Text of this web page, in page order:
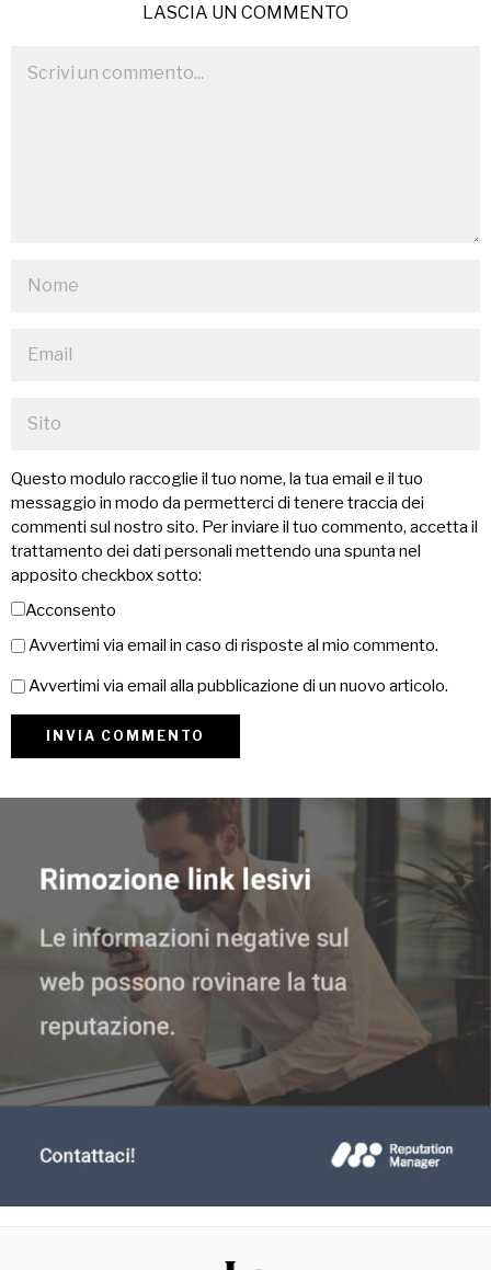
LASCIA UN COMMENTO
Questo modulo raccoglie il tuo nome, la tua email e il tuo
messaggio in modo da permetterci di tenere traccia dei
commenti sul nostro sito. Per inviare il tuo commento, accetta il
trattamento dei dati personali mettendo una spunta nel
apposito checkbox sotto:
Acconsento
Avvertimi via email in caso di risposte al mio commento.
Avvertimi via email alla pubblicazione di un nuovo articolo.